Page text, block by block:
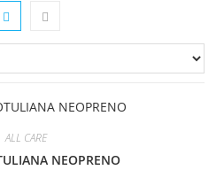
ALL CARE
NEOPRENO